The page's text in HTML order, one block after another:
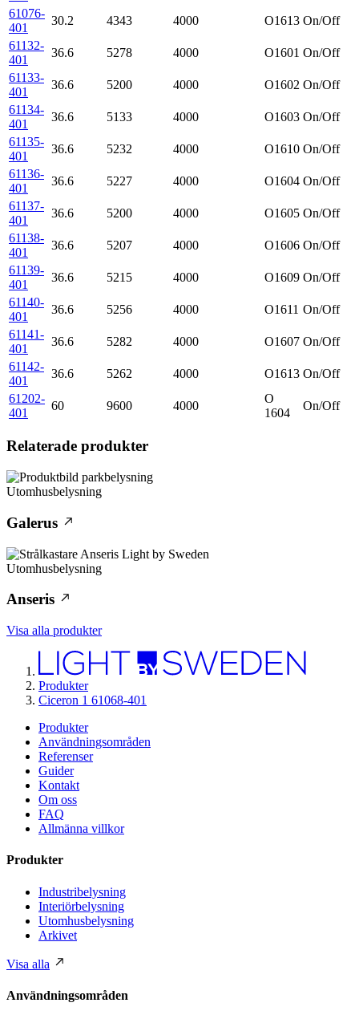
61076-
401
30.2 4343 4000 O1613 On/Off
61132-
401
36.6 5278 4000 O1601 On/Off
61133-
401
36.6 5200 4000 O1602 On/Off
61134-
401
36.6 5133 4000 O1603 On/Off
61135-
401
36.6 5232 4000 O1610 On/Off
61136-
401
36.6 5227 4000 O1604 On/Off
61137-
401
36.6 5200 4000 O1605 On/Off
61138-
401
36.6 5207 4000 O1606 On/Off
61139-
401
36.6 5215 4000 O1609 On/Off
61140-
401
36.6 5256 4000 O1611 On/Off
61141-
401
36.6 5282 4000 O1607 On/Off
61142-
401
36.6 5262 4000 O1613 On/Off
61202-
401
60 9600 4000
O
1604
On/Off
Relaterade produkter
Utomhusbelysning
Galerus
Utomhusbelysning
Anseris
Visa alla produkter
Produkter
Ciceron 1 61068-401
Produkter
Användningsområden
Referenser
Guider
Kontakt
Om oss
FAQ
Allmänna villkor
Produkter
Industribelysning
Interiörbelysning
Utomhusbelysning
Arkivet
Visa alla
Användningsområden